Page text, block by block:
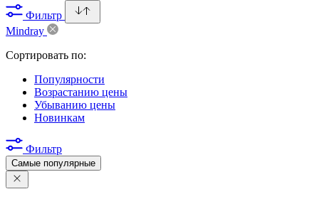
Фильтр
Mindray
Сортировать по:
Популярности
Возрастанию цены
Убыванию цены
Новинкам
Фильтр
Самые популярные